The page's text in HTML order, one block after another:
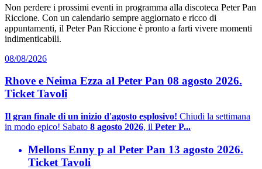
Non perdere i prossimi eventi in programma alla discoteca Peter Pan
Riccione. Con un calendario sempre aggiornato e ricco di
appuntamenti, il Peter Pan Riccione è pronto a farti vivere momenti
indimenticabili.
08/08/2026
Rhove e Neima Ezza al Peter Pan 08 agosto 2026.
Ticket Tavoli
Il gran finale di un inizio d'agosto esplosivo! Chiudi la settimana
in modo epico! Sabato 8 agosto 2026, il Peter P...
Mellons Enny p al Peter Pan 13 agosto 2026.
Ticket Tavoli